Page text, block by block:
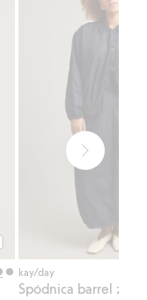
kay/day
Spódnica barrel z